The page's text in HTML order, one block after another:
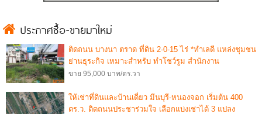
ประกาศซื้อ-ขายมาใหม่
ติดถนน บางนา ตราด ที่ดิน 2-0-15 ไร่ *ทำเลดี แหล่งชุมชน
ย่านธุระกิจ เหมาะสำหรับ ทำโชว์รูม สำนักงาน
ขาย 95,000 บาท/ตร.วา
ให้เช่าที่ดินและบ้านเดี่ยว มีนบุรี-หนองจอก เริ่มต้น 400
ตร.ว. ติดถนนประชาร่วมใจ เลือกแบ่งเช่าได้ 3 แปลง